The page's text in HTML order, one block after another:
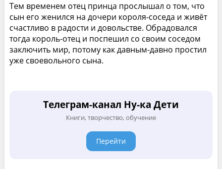
Тем временем отец принца прослышал о том, что
сын его женился на дочери короля-соседа и живёт
счастливо в радости и довольстве. Обрадовался
тогда король-отец и поспешил со своим соседом
заключить мир, потому как давным-давно простил
уже своевольного сына.
Телеграм-канал Ну-ка Дети
Книги, творчество, обучение
Перейти